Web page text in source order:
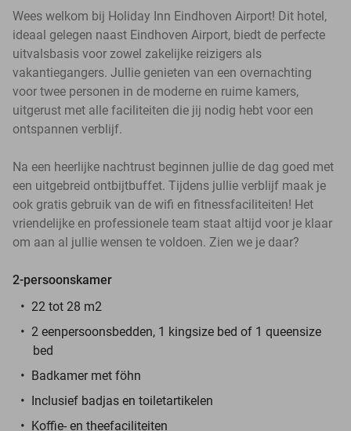
Wees welkom bij Holiday Inn Eindhoven Airport! Dit hotel,
ideaal gelegen naast Eindhoven Airport, biedt de perfecte
uitvalsbasis voor zowel zakelijke reizigers als
vakantiegangers. Jullie genieten van een overnachting
voor twee personen in de moderne en ruime kamers,
uitgerust met alle faciliteiten die jij nodig hebt voor een
ontspannen verblijf.
Na een heerlijke nachtrust beginnen jullie de dag goed met
een uitgebreid ontbijtbuffet. Tijdens jullie verblijf maak je
ook gratis gebruik van de wifi en fitnessfaciliteiten! Het
vriendelijke en professionele team staat altijd voor je klaar
om aan al jullie wensen te voldoen. Zien we je daar?
2-persoonskamer
22 tot 28 m2
2 eenpersoonsbedden, 1 kingsize bed of 1 queensize
bed
Badkamer met föhn
Inclusief badjas en toiletartikelen
Koffie- en theefaciliteiten